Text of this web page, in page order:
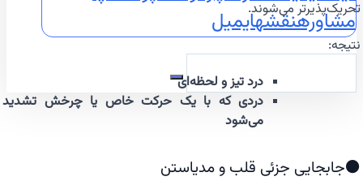
مشاورهنقشهایمیلتحریک‌پذیرتر می‌شوند.
نتیجه:
درد تیز و لحظه‌ای
دردی که با یک حرکت خاص یا چرخش تشدید
می‌شود
⚫جابجایی جزئی قلب و مدیاستن